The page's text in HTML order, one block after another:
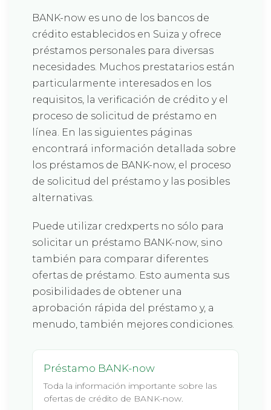
BANK-now es uno de los bancos de
crédito establecidos en Suiza y ofrece
préstamos personales para diversas
necesidades. Muchos prestatarios están
particularmente interesados en los
requisitos, la verificación de crédito y el
proceso de solicitud de préstamo en
línea. En las siguientes páginas
encontrará información detallada sobre
los préstamos de BANK-now, el proceso
de solicitud del préstamo y las posibles
alternativas.
Puede utilizar credxperts no sólo para
solicitar un préstamo BANK-now, sino
también para comparar diferentes
ofertas de préstamo. Esto aumenta sus
posibilidades de obtener una
aprobación rápida del préstamo y, a
menudo, también mejores condiciones.
Préstamo BANK-now
Toda la información importante sobre las
ofertas de crédito de BANK-now.